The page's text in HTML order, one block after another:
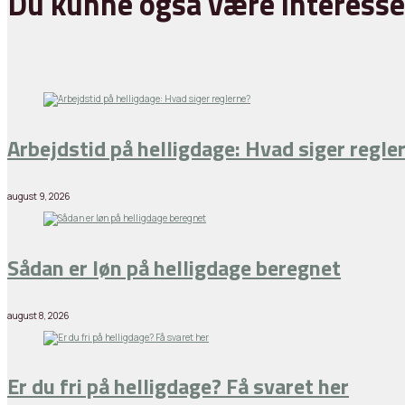
Arbejdstid på helligdage: Hvad siger
august 9, 2026
Sådan er løn på helligdage beregnet
august 8, 2026
Er du fri på helligdage? Få svaret her